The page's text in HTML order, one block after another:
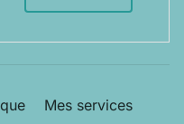
Mes services